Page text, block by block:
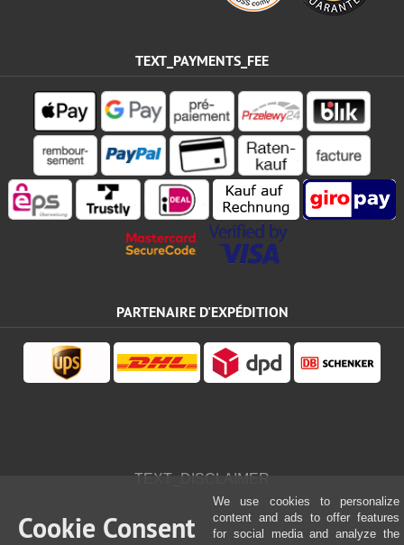
TEXT_PAYMENTS_FEE
PARTENAIRE D'EXPÉDITION
TEXT_DISCLAIMER
Cookie Consent
We use cookies to personalize
content and ads to offer features
for social media and analyze the